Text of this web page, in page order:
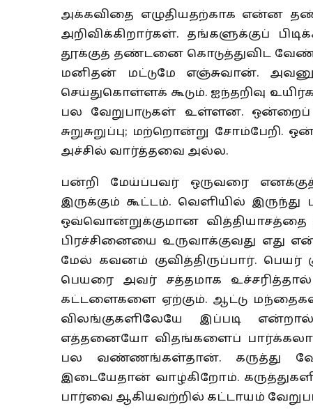
அக்கவிதை எழுதியதற்காக என்ன
அறிவிக்கிறார்கள். தங்களுக்குப்
தூக்குத் தண்டனை கொடுத்துவிட
மனிதன் மட்டுமே எஞ்சுவான்.
செய்துகொள்ளக் கூடும். ஐந்தறிவு
பல வேறுபாடுகள் உள்ளன.
சுறுசுறுப்பு; மற்றொன்று சோம்பேறி.
அச்சில் வார்த்தவை அல்ல.
பன்றி மேய்ப்பவர் ஒருவரை
இருக்கும் கூட்டம். வெளியில் இருந்து
ஒவ்வொன்றுக்குமான
பிரச்சினையை உருவாக்குவது எது
மேல் கவனம் குவித்திருப்பார். பெயர்
பெயரை அவர் சத்தமாக
கட்டளைகளை ஏற்கும். ஆட்டு
விலங்குகளிலேயே இப்படி
எத்தனையோ விதங்களைப் பார்க்கலாம்.
பல வண்ணங்கள்தான். கருத்து
இடையேதான் வாழ்கிறோம்.
பார்வை ஆகியவற்றில் கட்டாயம்